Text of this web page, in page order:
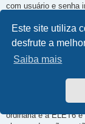
Este site utiliza
desfrute a
Saiba mais
com usuário e senha
As companhias com
anônimas de capital
papéis não são
Ações negociadas
ou preferenciais,
pagam proventos
mencionada. Por
Algumas
outras
ordinária e a ELET6